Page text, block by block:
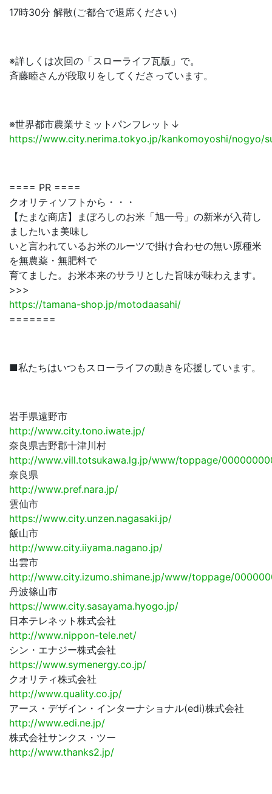
17時30分 解散(ご都合で退席ください)
※詳しくは次回の「スローライフ瓦版」で。
斉藤睦さんが段取りをしてくださっています。
※世界都市農業サミットパンフレット↓
https://www.city.nerima.tokyo.jp/kankomoyoshi/nogyo/
==== PR ====
クオリティソフトから・・・
【たまな商店】まぼろしのお米「旭一号」の新米が入荷し
ました!いま美味し
いと言われているお米のルーツで掛け合わせの無い原種米
を無農薬・無肥料で
育てました。お米本来のサラリとした旨味が味わえます。
>>>
https://tamana-shop.jp/motodaasahi/
=======
■私たちはいつもスローライフの動きを応援しています。
岩手県遠野市
http://www.city.tono.iwate.jp/
奈良県吉野郡十津川村
http://www.vill.totsukawa.lg.jp/www/toppage/
奈良県
http://www.pref.nara.jp/
雲仙市
https://www.city.unzen.nagasaki.jp/
飯山市
http://www.city.iiyama.nagano.jp/
出雲市
http://www.city.izumo.shimane.jp/www/toppage/
丹波篠山市
https://www.city.sasayama.hyogo.jp/
日本テレネット株式会社
http://www.nippon-tele.net/
シン・エナジー株式会社
https://www.symenergy.co.jp/
クオリティ株式会社
http://www.quality.co.jp/
アース・デザイン・インターナショナル(edi)株式会社
http://www.edi.ne.jp/
株式会社サンクス・ツー
http://www.thanks2.jp/